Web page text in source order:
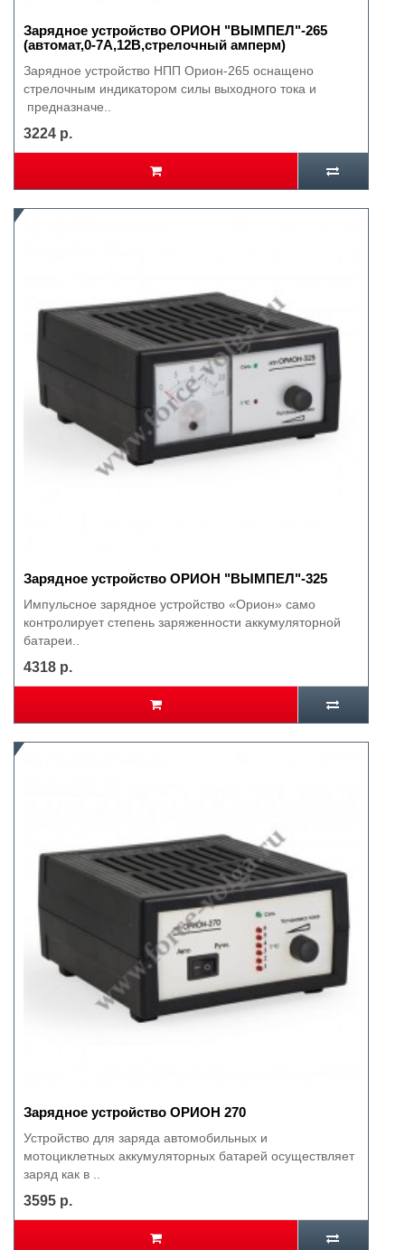
Зарядное устройство ОРИОН "ВЫМПЕЛ"-265
(автомат,0-7А,12В,стрелочный амперм)
Зарядное устройство НПП Орион-265 оснащено
стрелочным индикатором силы выходного тока и
предназначе..
3224 р.
Зарядное устройство ОРИОН "ВЫМПЕЛ"-325
Импульсное зарядное устройство «Орион» само
контролирует степень заряженности аккумуляторной
батареи..
4318 р.
Зарядное устройство ОРИОН 270
Устройство для заряда автомобильных и
мотоциклетных аккумуляторных батарей осуществляет
заряд как в ..
3595 р.